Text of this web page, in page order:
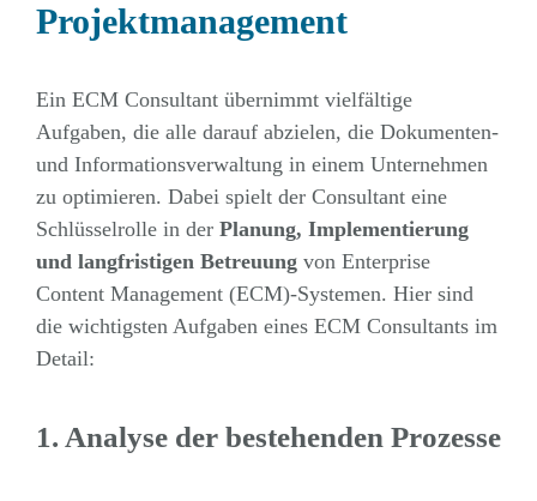
Projektmanagement
Ein ECM Consultant übernimmt vielfältige
Aufgaben, die alle darauf abzielen, die Dokumenten-
und Informationsverwaltung in einem Unternehmen
zu optimieren. Dabei spielt der Consultant eine
Schlüsselrolle in der Planung, Implementierung
und langfristigen Betreuungvon Enterprise
Content Management (ECM)-Systemen. Hier sind
die wichtigsten Aufgaben eines ECM Consultants im
Detail:
1. Analyse der bestehenden Prozesse